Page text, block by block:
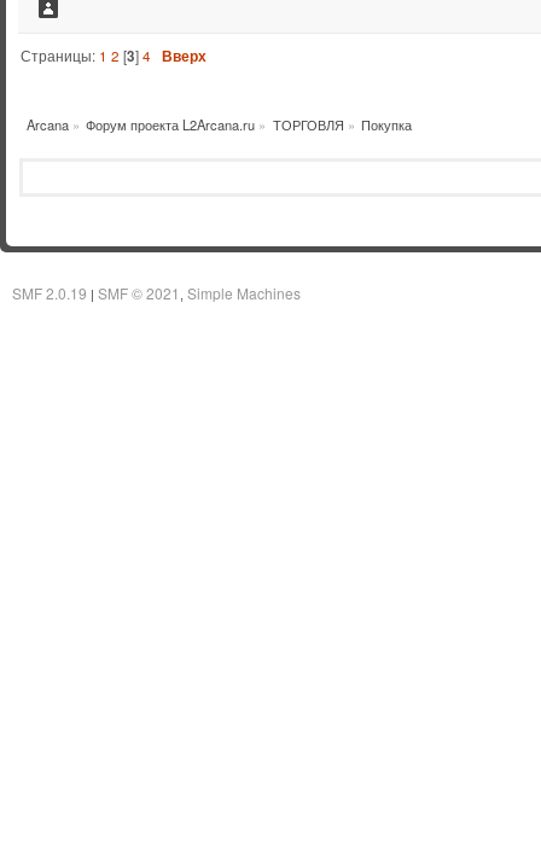
Страницы: 1 2 [3]4 Вверх
Arcana» Форум проекта L2Arcana.ru » ТОРГОВЛЯ » Покупка
SMF 2.0.19 | SMF © 2021 Simple Machines